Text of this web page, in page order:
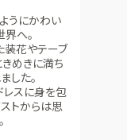
うにかわい
へ。
装花やテーブ
めきに満ち
した。
レスに身を包
トからは思